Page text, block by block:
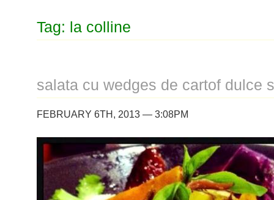
Tag: la colline
salata cu wedges de cartof dulce
FEBRUARY 6TH, 2013 — 3:08PM